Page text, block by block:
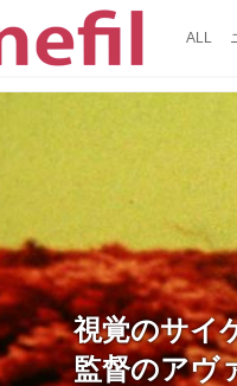
ALL
視覚のサイ
監督のアヴ